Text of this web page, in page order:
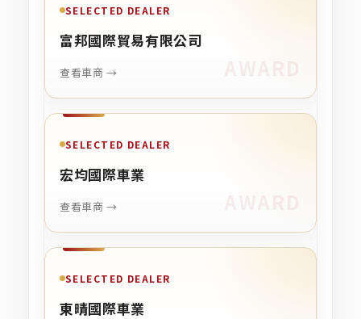
SELECTED DEALER
富邦國際貿易有限公司
查看車商 →
SELECTED DEALER
宏均國際車業
查看車商 →
SELECTED DEALER
東晴國際車業